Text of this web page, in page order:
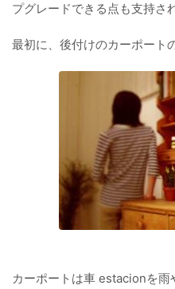
プグレードできる点も支持さ
最初に、後付けのカーポート
カーポートは車 estacionを